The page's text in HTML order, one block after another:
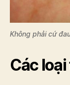
Không phải cứ
Các